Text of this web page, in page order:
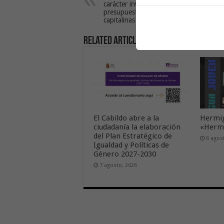
carácter inversor de los
presupuestos para las islas no
capitalinas
Related Articles
El Cabildo abre a la
ciudadanía la elaboración
del Plan Estratégico de
Igualdad y Políticas de
Género 2027-2030
7 agosto, 2026
6